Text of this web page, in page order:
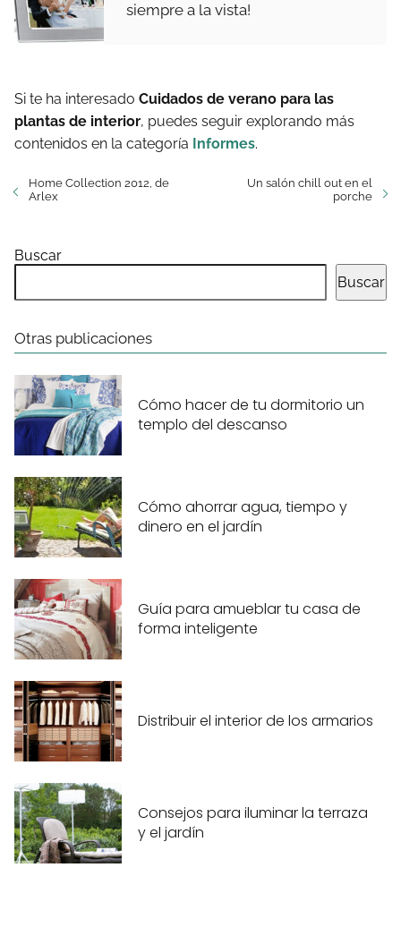
siempre a la vista!
Si te ha interesado Cuidados de verano para las
plantas de interior, puedes seguir explorando más
contenidos en la categoría Informes.
Home Collection 2012, de
Arlex
Un salón chill out en el
porche
Buscar
Buscar
Otras publicaciones
Cómo hacer de tu dormitorio un
templo del descanso
Cómo ahorrar agua, tiempo y
dinero en el jardín
Guía para amueblar tu casa de
forma inteligente
Distribuir el interior de los armarios
Consejos para iluminar la terraza
y el jardín